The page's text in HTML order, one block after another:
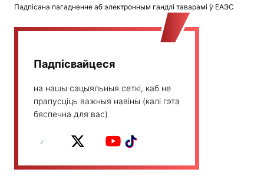
Падпісана пагадненне аб электронным гандлі таварамі ў ЕАЭС
Падпісвайцеся
на нашы сацыяльныя сеткі, каб не
прапусціць важныя навіны (калі гэта
бяспечна для вас)